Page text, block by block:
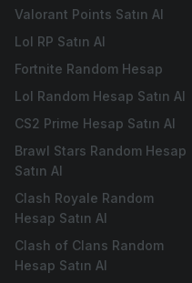
Valorant Points Satın Al
Lol RP Satın Al
Fortnite Random Hesap
Lol Random Hesap Satın Al
CS2 Prime Hesap Satın Al
Brawl Stars Random Hesap
Satın Al
Clash Royale Random
Hesap Satın Al
Clash of Clans Random
Hesap Satın Al